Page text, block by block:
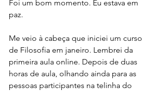
Foi um bom momento. Eu estava em
paz.
Me veio à cabeça que iniciei um curso
de Filosofia em janeiro. Lembrei da
primeira aula online. Depois de duas
horas de aula, olhando ainda para as
pessoas participantes na telinha do